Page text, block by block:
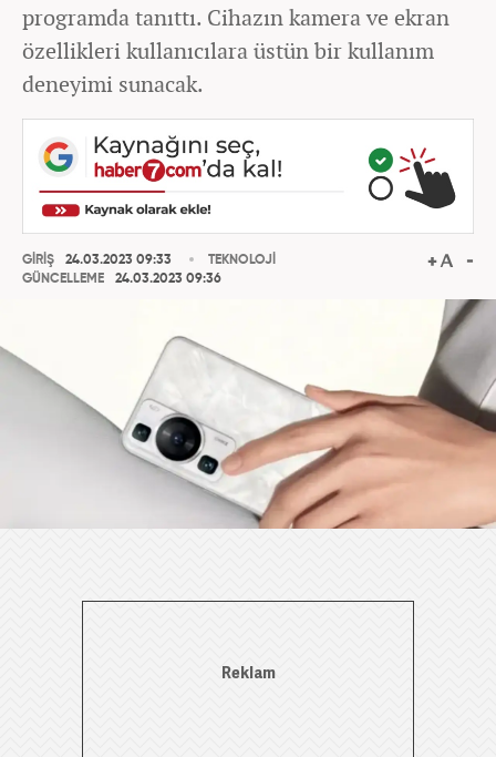
programda tanıttı. Cihazın kamera ve ekran
özellikleri kullanıcılara üstün bir kullanım
deneyimi sunacak.
GİRİŞ
24.03.2023 09:33
GÜNCELLEME
24.03.2023 09:36
TEKNOLOJİ